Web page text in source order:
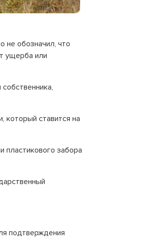
не обозначил, что
ущерба или
который ставится на
пластикового забора
подтверждения